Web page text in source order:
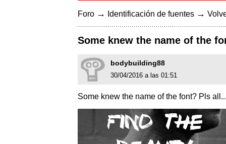
Foro → Identificación de fuentes →
Some knew the name of the
bodybuilding88
30/04/2016 a las 01:51
Some knew the name of the font? Pls